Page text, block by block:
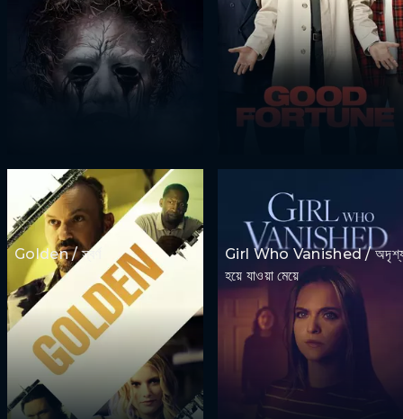
Golden / স্বর্ণ
Girl Who Vanished /
হয়ে যাওয়া মেয়ে